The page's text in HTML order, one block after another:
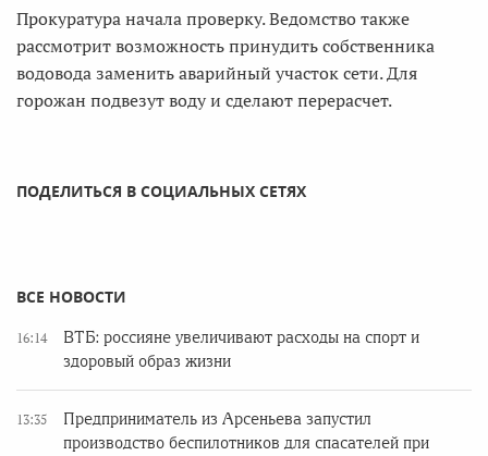
Прокуратура начала проверку. Ведомство также
рассмотрит возможность принудить собственника
водовода заменить аварийный участок сети. Для
горожан подвезут воду и сделают перерасчет.
ПОДЕЛИТЬСЯ В СОЦИАЛЬНЫХ СЕТЯХ
ВСЕ НОВОСТИ
16:14
ВТБ: россияне увеличивают расходы на спорт и
здоровый образ жизни
13:35
Предприниматель из Арсеньева запустил
производство беспилотников для спасателей при